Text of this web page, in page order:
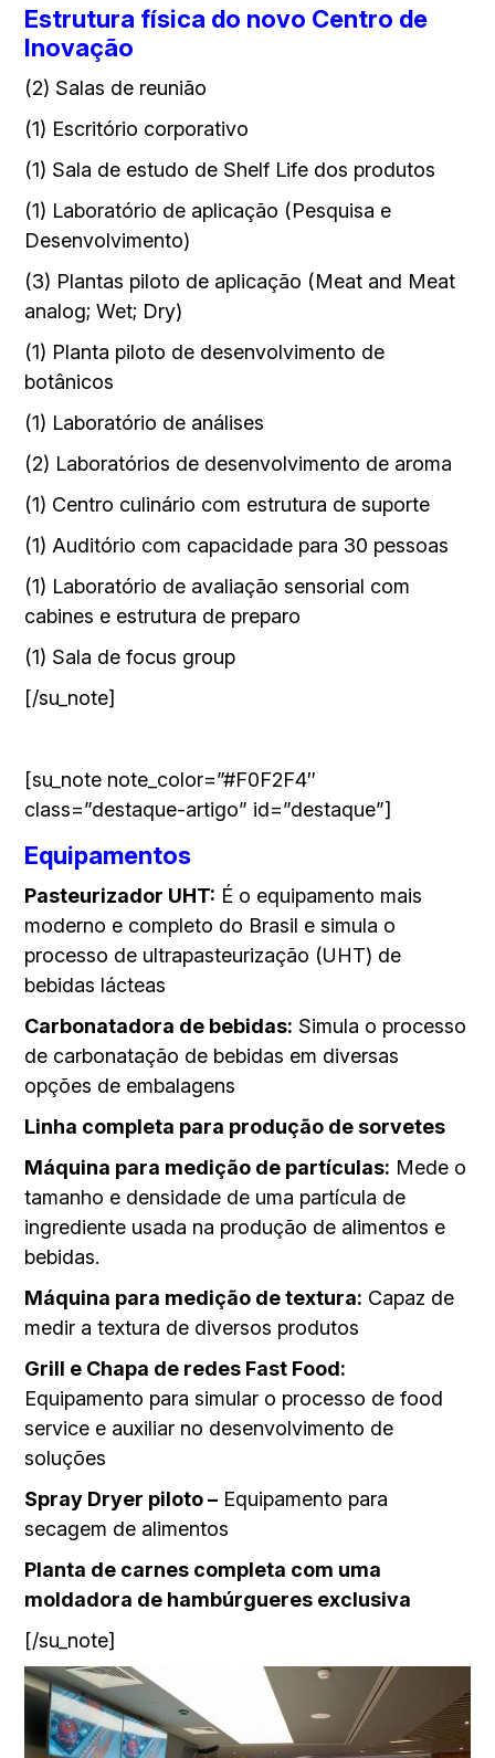
Estrutura física do novo Centro de
Inovação
(2) Salas de reunião
(1) Escritório corporativo
(1) Sala de estudo de Shelf Life dos produtos
(1) Laboratório de aplicação (Pesquisa e
Desenvolvimento)
(3) Plantas piloto de aplicação (Meat and Meat
analog; Wet; Dry)
(1) Planta piloto de desenvolvimento de
botânicos
(1) Laboratório de análises
(2) Laboratórios de desenvolvimento de aroma
(1) Centro culinário com estrutura de suporte
(1) Auditório com capacidade para 30 pessoas
(1) Laboratório de avaliação sensorial com
cabines e estrutura de preparo
(1) Sala de focus group
[/su_note]
[su_note note_color=”#F0F2F4″
class=”destaque-artigo” id=”destaque”]
Equipamentos
Pasteurizador UHT: É o equipamento mais
moderno e completo do Brasil e simula o
processo de ultrapasteurização (UHT) de
bebidas lácteas
Carbonatadora de bebidas: Simula o processo
de carbonatação de bebidas em diversas
opções de embalagens
Linha completa para produção de sorvetes
Máquina para medição de partículas: Mede o
tamanho e densidade de uma partícula de
ingrediente usada na produção de alimentos e
bebidas.
Máquina para medição de textura: Capaz de
medir a textura de diversos produtos
Grill e Chapa de redes Fast Food:
Equipamento para simular o processo de food
service e auxiliar no desenvolvimento de
soluções
Spray Dryer piloto – Equipamento para
secagem de alimentos
Planta de carnes completa com uma
moldadora de hambúrgueres exclusiva
[/su_note]